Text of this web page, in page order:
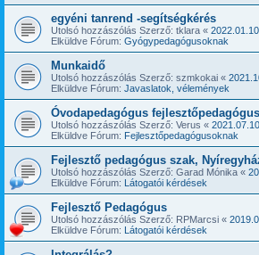
egyéni tanrend -segítségkérés
Utolsó hozzászólás Szerző: tklara «
Elküldve Fórum: Gyógypedagógusoknak
Munkaidő
Utolsó hozzászólás Szerző: szmkokai «
Elküldve Fórum: Javaslatok, vélemények
Óvodapedagógus
Utolsó hozzászólás Szerző: Verus «
Elküldve Fórum: Fejlesztőpedagógusoknak
Fejlesztő pedagógus szak,
Utolsó hozzászólás Szerző: Garad Mónika «
Elküldve Fórum: Látogatói kérdések
Fejlesztő Pedagógus
Utolsó hozzászólás Szerző: RPMarcsi «
Elküldve Fórum: Látogatói kérdések